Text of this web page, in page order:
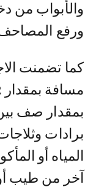
والأبواب من
ورفع
كما تضمنت
بمقدار صف
برادات
المياه أو
آخر من طيب